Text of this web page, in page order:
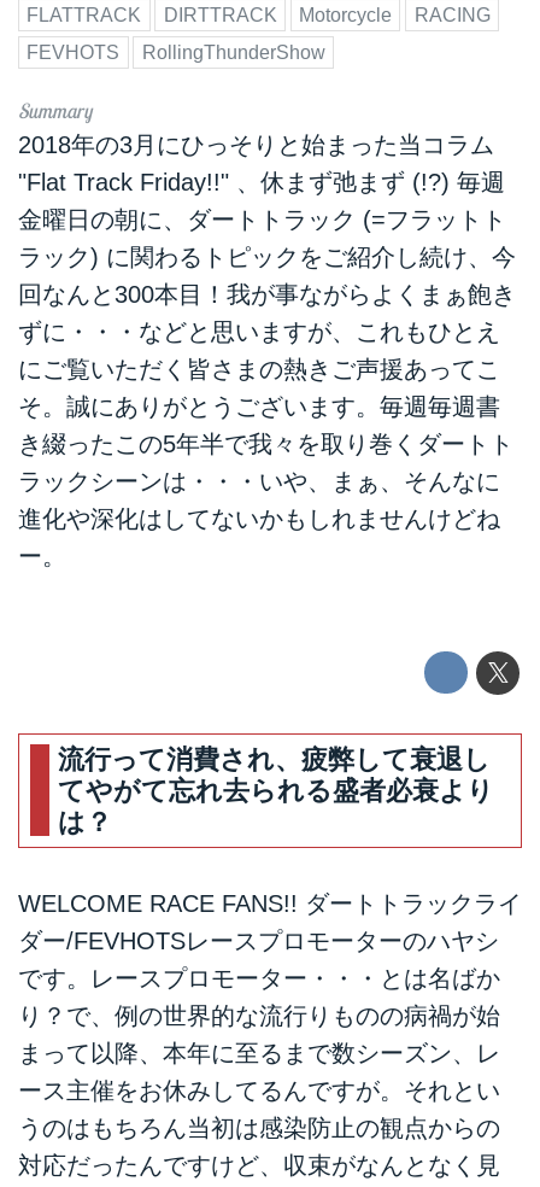
FLATTRACK DIRTTRACK Motorcycle
RACING
FEVHOTS
RollingThunderShow
2018年の3月にひっそりと始まった当コラム
"Flat Track Friday!!" 、休まず弛まず (!?) 毎週
金曜日の朝に、ダートトラック (=フラットト
ラック) に関わるトピックをご紹介し続け、今
回なんと300本目！我が事ながらよくまぁ飽き
ずに・・・などと思いますが、これもひとえ
にご覧いただく皆さまの熱きご声援あってこ
そ。誠にありがとうございます。毎週毎週書
き綴ったこの5年半で我々を取り巻くダートト
ラックシーンは・・・いや、まぁ、そんなに
進化や深化はしてないかもしれませんけどね
ー。
流行って消費され、疲弊して衰退し
てやがて忘れ去られる盛者必衰より
は？
WELCOME RACE FANS!! ダートトラックライ
ダー/FEVHOTSレースプロモーターのハヤシ
です。レースプロモーター・・・とは名ばか
り？で、例の世界的な流行りものの病禍が始
まって以降、本年に至るまで数シーズン、レ
ース主催をお休みしてるんですが。それとい
うのはもちろん当初は感染防止の観点からの
対応だったんですけど、収束がなんとなく見